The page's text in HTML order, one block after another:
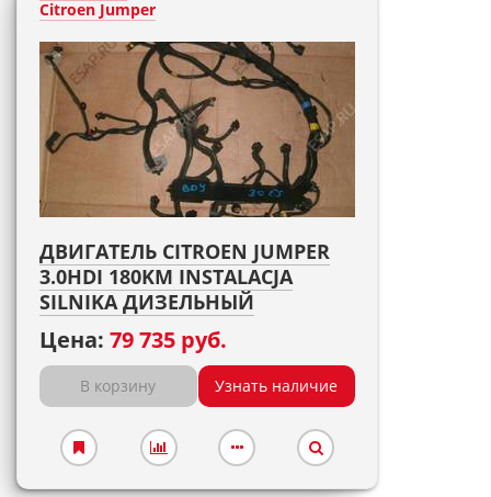
Citroen Jumper
ДВИГАТЕЛЬ CITROEN JUMPER
3.0HDI 180KM INSTALACJA
SILNIKA ДИЗЕЛЬНЫЙ
Цена: 79 735 руб.
В корзину Узнать наличие